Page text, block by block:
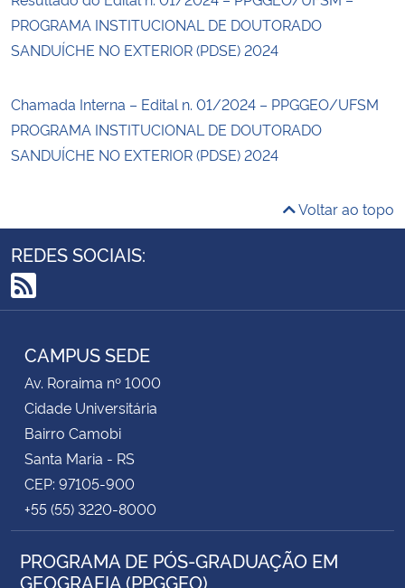
Planalto
PROGRAMA INSTITUCIONAL DE DOUTORADO
SANDUÍCHE NO EXTERIOR (PDSE) 2024
Chamada Interna – Edital n. 01/2024 – PPGGEO/UFSM
PROGRAMA INSTITUCIONAL DE DOUTORADO
SANDUÍCHE NO EXTERIOR (PDSE) 2024
Voltar ao topo
REDES SOCIAIS:
RSS
CAMPUS SEDE
Av. Roraima nº 1000
Cidade Universitária
Bairro Camobi
Santa Maria - RS
CEP: 97105-900
+55 (55) 3220-8000
PROGRAMA DE PÓS-GRADUAÇÃO EM
GEOGRAFIA (PPGGEO)